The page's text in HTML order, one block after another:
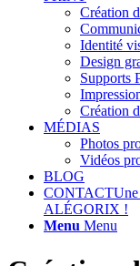
Création
Identité
Design
Supports
Création
MÉDIAS
Photos
Vidéos
BLOG
CONTACT
ALÉGORIX !
Menu Menu